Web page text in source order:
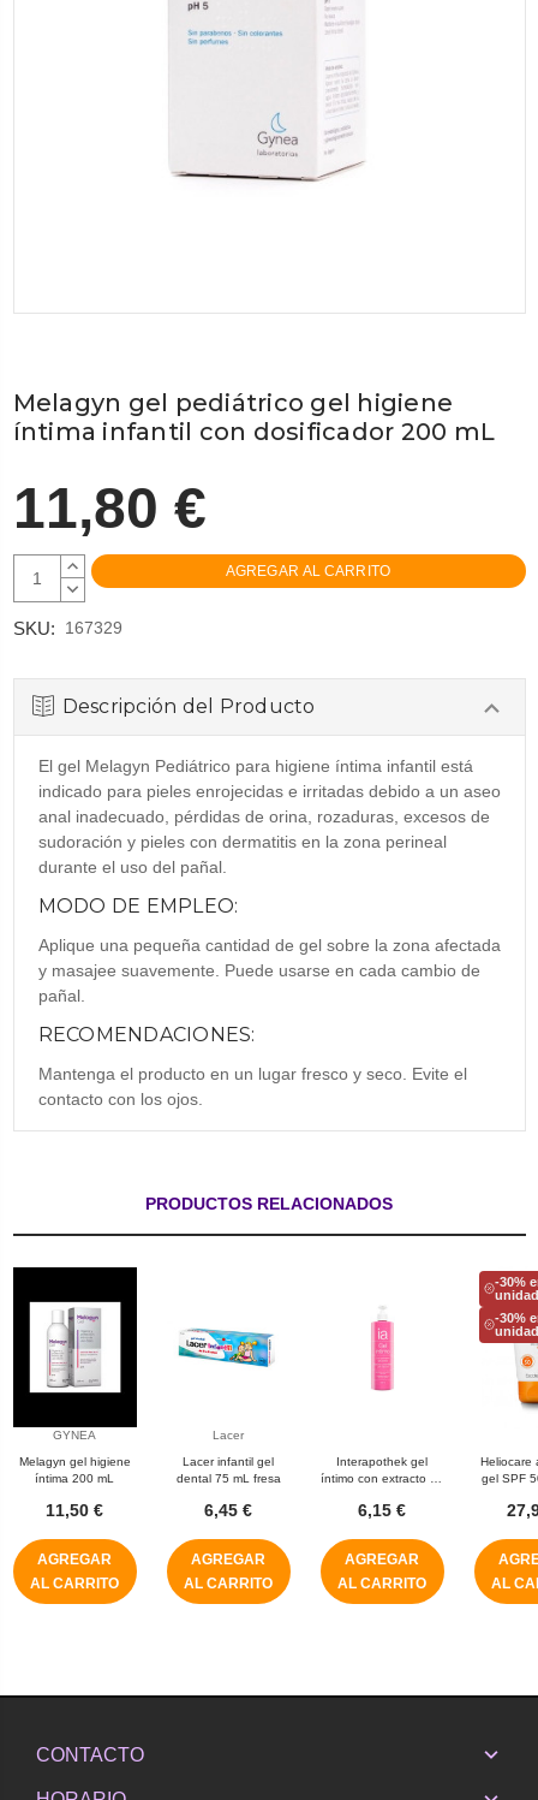
Melagyn gel pediátrico gel higiene
íntima infantil con dosificador 200 mL
11,80 €
AUMENTAR
CANTIDAD:
DISMINUIR
SKU: 167329
Descripción del Producto
El gel Melagyn Pediátrico para higiene íntima infantil está
indicado para pieles enrojecidas e irritadas debido a un aseo
anal inadecuado, pérdidas de orina, rozaduras, excesos de
sudoración y pieles con dermatitis en la zona perineal
durante el uso del pañal.
MODO DE EMPLEO:
Aplique una pequeña cantidad de gel sobre la zona afectada
y masajee suavemente. Puede usarse en cada cambio de
pañal.
RECOMENDACIONES:
Mantenga el producto en un lugar fresco y seco. Evite el
contacto con los ojos.
PRODUCTOS RELACIONADOS
GYNEA
Melagyn gel higiene
íntima 200 mL
11,50 €
AGREGAR
AL CARRITO
Lacer
Lacer infantil gel
dental 75 mL fresa
6,45 €
AGREGAR
AL CARRITO
Interapothek gel
íntimo con extracto de
6,15 €
AGREGAR
AL CARRITO
-30%
-30%
Heliocare
gel SPF
AL
CONTACTO